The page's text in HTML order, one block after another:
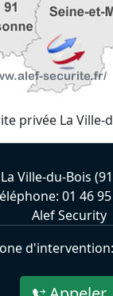
privée La Ville-
La Ville-du-Bois
01 46
Alef Security